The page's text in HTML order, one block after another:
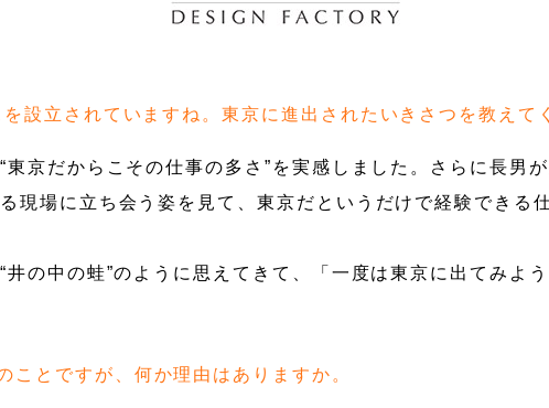
設立されていますね。東京に進出されたいきさつを教えて
東京だからこその仕事の多さ”を実感しました。さらに長男
現場に立ち会う姿を見て、東京だというだけで経験できる
の中の蛙”のように思えてきて、「一度は東京に出てみよ
ことですが、何か理由はありますか。